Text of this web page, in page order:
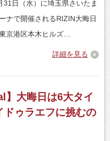
日（水）に埼玉県さいたま
ナで開催されるRIZIN大晦日
京港区本木ヒルズ…
詳細を見る
】大晦日は6大タイ
ドゥラエフに挑むの